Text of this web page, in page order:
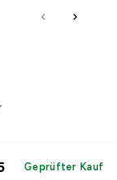
Geprüfter Kauf